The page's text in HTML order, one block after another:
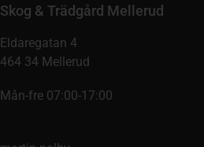
Skog & Trädgård Mellerud
Eldaregatan 4
464 34 Mellerud
Mån-fre 07:00-17:00